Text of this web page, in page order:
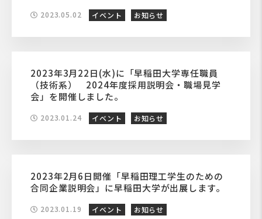
2023.05.02 イベント お知らせ
2023年3月22日(水)に「早稲田大学専任職員
（技術系） 2024年度採用説明会・職場見学
会」を開催しました。
2023.01.24 イベント お知らせ
2023年2月6日開催「早稲田理工学生のための
合同企業説明会」に早稲田大学が出展します。
2023.01.19 イベント お知らせ